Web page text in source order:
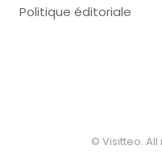
Politique éditoriale
© Visitteo.